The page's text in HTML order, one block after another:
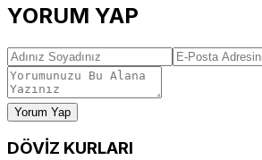
YORUM YAP
Yorum Yap
DÖVİZ KURLARI